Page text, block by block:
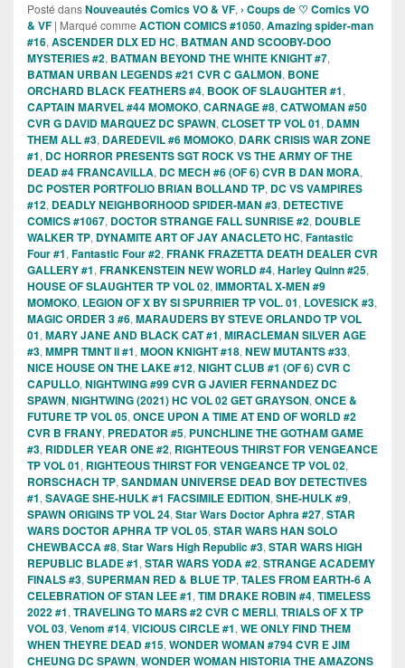
Posté dansNouveautés Comics VO & VF, › Coups de ♡ Comics VO
& VF | Marqué comme ACTION COMICS #1050,Amazing spider-man
#16,ASCENDER DLX ED HC, BATMAN AND SCOOBY-DOO
MYSTERIES #2, BATMAN BEYOND THE WHITE KNIGHT #7,
BATMAN URBAN LEGENDS #21 CVR C GALMON, BONE
ORCHARD BLACK FEATHERS #4, BOOK OF SLAUGHTER #1,
CAPTAIN MARVEL #44 MOMOKO,CARNAGE #8,CATWOMAN #50
CVR G DAVID MARQUEZ DC SPAWN,CLOSET TP VOL 01, DAMN
THEM ALL #3, DAREDEVIL #6 MOMOKO, DARK CRISIS WAR ZONE
#1, DC HORROR PRESENTS SGT ROCK VS THE ARMY OF THE
DEAD #4 FRANCAVILLA, DC MECH #6 (OF 6) CVR B DAN MORA,
DC POSTER PORTFOLIO BRIAN BOLLAND TP, DC VS VAMPIRES
#12, DEADLY NEIGHBORHOOD SPIDER-MAN #3, DETECTIVE
COMICS #1067, DOCTOR STRANGE FALL SUNRISE #2, DOUBLE
WALKER TP, DYNAMITE ART OF JAY ANACLETO HC,Fantastic
Four #1,Fantastic Four #2,FRANK FRAZETTA DEATH DEALER CVR
GALLERY #1,FRANKENSTEIN NEW WORLD #4,Harley Quinn #25,
HOUSE OF SLAUGHTER TP VOL 02,IMMORTAL X-MEN #9
MOMOKO, LEGION OF X BY SI SPURRIER TP VOL. 01, LOVESICK #3,
MAGIC ORDER 3 #6,MARAUDERS BY STEVE ORLANDO TP VOL
01,MARY JANE AND BLACK CAT #1,MIRACLEMAN SILVER AGE
#3,MMPR TMNT II #1,MOON KNIGHT #18,NEW MUTANTS #33,
NICE HOUSE ON THE LAKE #12,NIGHT CLUB #1 (OF 6) CVR C
CAPULLO,NIGHTWING #99 CVR G JAVIER FERNANDEZ DC
SPAWN,NIGHTWING (2021) HC VOL 02 GET GRAYSON,ONCE &
FUTURE TP VOL 05,ONCE UPON A TIME AT END OF WORLD #2
CVR B FRANY, PREDATOR #5, PUNCHLINE THE GOTHAM GAME
#3, RIDDLER YEAR ONE #2, RIGHTEOUS THIRST FOR VENGEANCE
TP VOL 01, RIGHTEOUS THIRST FOR VENGEANCE TP VOL 02,
RORSCHACH TP,SANDMAN UNIVERSE DEAD BOY DETECTIVES
#1,SAVAGE SHE-HULK #1 FACSIMILE EDITION,SHE-HULK #9,
SPAWN ORIGINS TP VOL 24,Star Wars Doctor Aphra #27,STAR
WARS DOCTOR APHRA TP VOL 05,STAR WARS HAN SOLO
CHEWBACCA #8,Star Wars High Republic #3,STAR WARS HIGH
REPUBLIC BLADE #1,STAR WARS YODA #2,STRANGE ACADEMY
FINALS #3,SUPERMAN RED & BLUE TP,TALES FROM EARTH-6 A
CELEBRATION OF STAN LEE #1,TIM DRAKE ROBIN #4,TIMELESS
2022 #1,TRAVELING TO MARS #2 CVR C MERLI,TRIALS OF X TP
VOL 03,Venom #14,VICIOUS CIRCLE #1,WE ONLY FIND THEM
WHEN THEYRE DEAD #15,WONDER WOMAN #794 CVR E JIM
CHEUNG DC SPAWN,WONDER WOMAN HISTORIA THE AMAZONS